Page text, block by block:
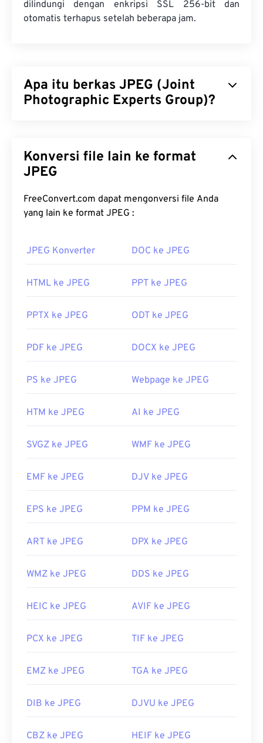
dilindungi dengan enkripsi SSL 256-bit dan
otomatis terhapus setelah beberapa jam.
Apa itu berkas JPEG (Joint
Photographic Experts Group)?
algoritma untuk mengompresi foto dan grafik.
Kompresi JPEG yang signifikan menjadi alasan
berkas JPEG yang relatif kecil membuatnya sangat
baik untuk dipindahkan melalui internet dan
berkas hingga 80%!
Anda dapat mengonversi JPG ke WebP
mudah dikompresi.
Bagaimana cara membuka berkas
Hampir semua program dan aplikasi penampil
JPEG. Cukup klik dua kali pada berkas JPEG,
gambar, editor gambar, atau peramban web bawaan
membuka berkas, gunakan klik kanan, lalu pilih
File JPEG terbuka otomatis di peramban web
Apple Preview
Dikembangkan oleh:
Joint Photographic Experts
Rilis Awal:18 September 1992
https://en.wikipedia.org/wiki/JPEG
Konversi file lain ke format
JPEG
FreeConvert.com dapat mengonversi file Anda
yang lain ke format JPEG :
JPEG Konverter DOC ke JPEG
HTML ke JPEG PPT ke JPEG
PPTX ke JPEG ODT ke JPEG
PDF ke JPEG DOCX ke JPEG
PS ke JPEG Webpage ke JPEG
HTM ke JPEG AI ke JPEG
SVGZ ke JPEG WMF ke JPEG
EMF ke JPEG DJV ke JPEG
EPS ke JPEG PPM ke JPEG
ART ke JPEG DPX ke JPEG
WMZ ke JPEG DDS ke JPEG
HEIC ke JPEG AVIF ke JPEG
PCX ke JPEG TIF ke JPEG
EMZ ke JPEG TGA ke JPEG
DIB ke JPEG DJVU ke JPEG
CBZ ke JPEG HEIF ke JPEG